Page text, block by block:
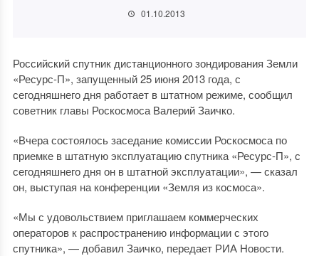
01.10.2013
Российский спутник дистанционного зондирования Земли
«Ресурс-П», запущенный 25 июня 2013 года, с
сегодняшнего дня работает в штатном режиме, сообщил
советник главы Роскосмоса Валерий Заичко.
«Вчера состоялось заседание комиссии Роскосмоса по
приемке в штатную эксплуатацию спутника «Ресурс-П», с
сегодняшнего дня он в штатной эксплуатации», — сказал
он, выступая на конференции «Земля из космоса».
«Мы с удовольствием приглашаем коммерческих
операторов к распространению информации с этого
спутника», — добавил Заичко, передает РИА Новости.